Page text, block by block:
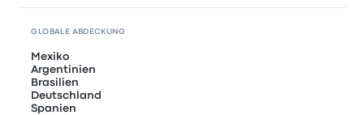
GLOBALE ABDECKUNG
Mexiko
Argentinien
Brasilien
Deutschland
Spanien